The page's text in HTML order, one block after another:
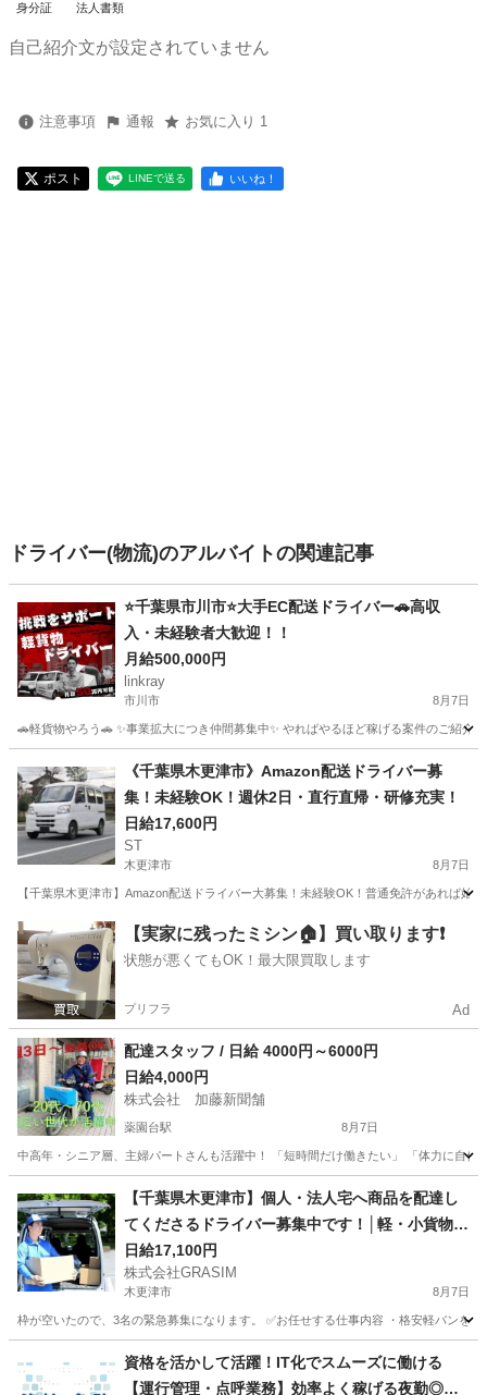
身分証 法人書類
自己紹介文が設定されていません
注意事項 通報 お気に入り 1
ポスト LINEで送る いいね！
ドライバー(物流)のアルバイトの関連記事
⭐️千葉県市川市⭐️大手EC配送ドライバー🚗高収
入・未経験者大歓迎！！
月給500,000円
linkray
市川市 8月7日
🚗軽貨物やろう🚗 ✨事業拡大につき仲間募集中✨ やればやるほど稼げる案件のご紹
ドライバー 荷物
《千葉県木更津市》Amazon配送ドライバー募
集！未経験OK！週休2日・直行直帰・研修充実！
日給17,600円
ST
木更津市 8月7日
【千葉県木更津市】Amazon配送ドライバー大募集！未経験OK！普通免許があれば
木更津市 ドライバー Amazon
【実家に残ったミシン🏠】買い取ります❗️
状態が悪くてもOK！最大限買取します
プリフラ Ad
配達スタッフ / 日給 4000円～6000円
日給4,000円
株式会社 加藤新聞舗
薬園台駅 8月7日
中高年・シニア層、主婦パートさんも活躍中！ 「短時間だけ働きたい」 「体力に自
薬園台駅 新聞配達 スタッフ
【千葉県木更津市】個人・法人宅へ商品を配達し
てくださるドライバー募集中です！│軽・小貨物中
心で重量物ほとんどなし！
日給17,100円
株式会社GRASIM
木更津市 8月7日
枠が空いたので、3名の緊急募集になります。 ✅お任せする仕事内容 ・格安軽バン
ドライバー 荷物
資格を活かして活躍！IT化でスムーズに働ける
【運行管理・点呼業務】効率よく稼げる夜勤◎空